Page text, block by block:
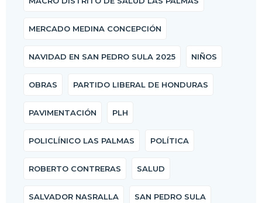
MERCADO MEDINA CONCEPCIÓN
NAVIDAD EN SAN PEDRO SULA 2025 NIÑOS
OBRAS PARTIDO LIBERAL DE HONDURAS
PAVIMENTACIÓN PLH
POLICLÍNICO LAS PALMAS POLÍTICA
ROBERTO CONTRERAS SALUD
SALVADOR NASRALLA SAN PEDRO SULA